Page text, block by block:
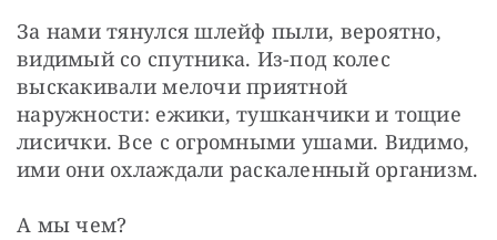
За нами тянулся шлейф пыли, вероятно,
видимый со спутника. Из-под колес
выскакивали мелочи приятной
наружности: ежики, тушканчики и тощие
лисички. Все с огромными ушами. Видимо,
ими они охлаждали раскаленный организм.
А мы чем?